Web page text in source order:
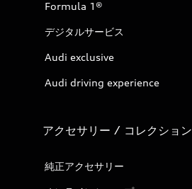
Formula 1®
デジタルサービス
Audi exclusive
Audi driving experience
アクセサリー / コレクション
純正アクセサリー